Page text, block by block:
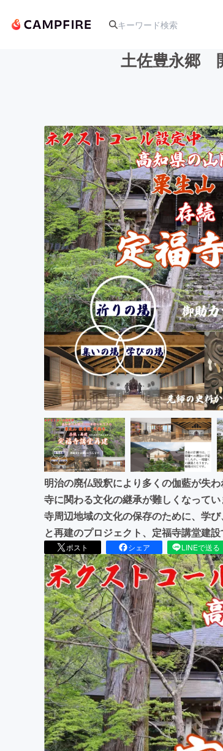
アート・写真
テクノロジー・ガジェット
映像・映画
ビジネス・起業
まちづくり・地域活性化
土佐豊永郷
明治の廃仏毀釈により多くの伽藍が失
寺に関わる文化の継承が難しくなって
寺周辺地域の文化の保存のために、学
と再建のプロジェクト、定福寺講堂建設
ポスト シェア LINEで送る